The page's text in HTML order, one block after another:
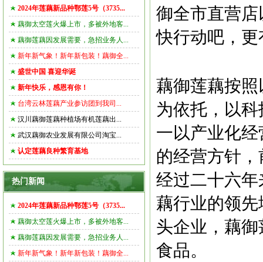
2024年莲藕新品种鄂莲5号（3735...
藕御太空莲火爆上市，多被外地客...
藕御莲藕因发展需要，急招业务人...
新年新气象！新年新包装！藕御全...
盛世中国 喜迎华诞
新年快乐，感恩有你！
台湾云林莲藕产业参访团到我司...
汉川藕御莲藕种植场有机莲藕出...
武汉藕御农业发展有限公司淘宝...
认定莲藕良种繁育基地
热门新闻
2024年莲藕新品种鄂莲5号（3735...
藕御太空莲火爆上市，多被外地客...
藕御莲藕因发展需要，急招业务人...
新年新气象！新年新包装！藕御全...
御全市直营
快行动吧，
藕御莲藕按照
为依托，以
一以产业化
的经营方针
经过二十六
藕行业的领
头企业，藕
食品。